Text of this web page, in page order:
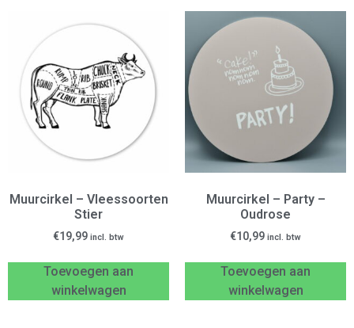
Muurcirkel – Vleessoorten
Stier
€19,99 incl. btw
Toevoegen aan
winkelwagen
Muurcirkel – Party –
Oudrose
€10,99 incl. btw
Toevoegen aan
winkelwagen